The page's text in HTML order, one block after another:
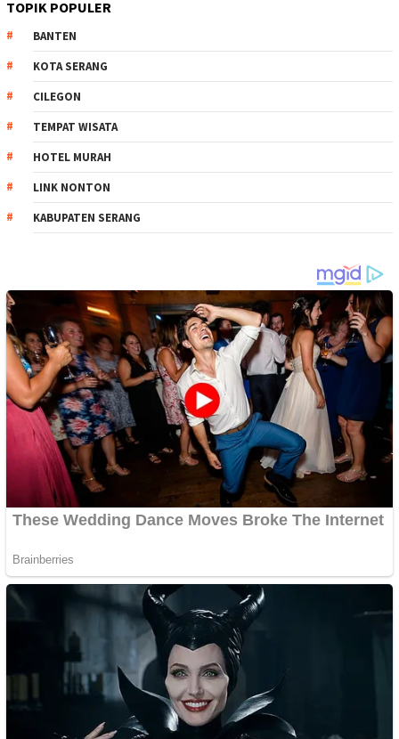
TOPIK POPULER
BANTEN
KOTA SERANG
CILEGON
TEMPAT WISATA
HOTEL MURAH
LINK NONTON
KABUPATEN SERANG